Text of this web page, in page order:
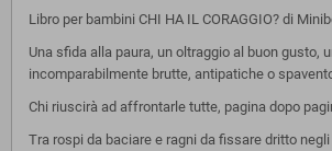
Libro per bambini CHI HA IL CORAGGIO? di
Una sfida alla paura, un oltraggio al buon gusto,
incomparabilmente brutte, antipatiche o
Chi riuscirà ad affrontarle tutte, pagina dopo
Tra rospi da baciare e ragni da fissare dritto